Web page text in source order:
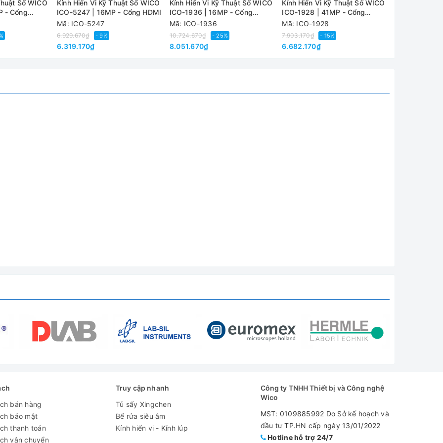
lần
1920x1080 pixel, đầu ra HDMI 60FPS @ 1080 x 720, 30FPS @ 1920 *
- 180 lần trên màn hình)
Số WICO
- Cổng
Kính Hiển Vi Kỹ Thuật Số WICO
ICO-5247 | 16MP - Cổng HDMI
Mã: ICO-5247
6.929.670₫ - 9%
6.319.170₫
Kính Hiển Vi Kỹ Thuật Số WICO
ICO-1936 | 16MP - Cổng
HDMI/USB
Mã: ICO-1936
10.724.670₫ - 25%
8.051.670₫
Kính Hiển Vi Kỹ Thuật Số WICO
ICO-1928 | 41MP - Cổng
HDMI/USB
Mã: ICO-1928
7.903.170₫ - 15%
6.682.170₫
bán hàng
bảo mật
thanh toán
vận chuyển
Truy cập nhanh
Tủ sấy Xingchen
Bể rửa siêu âm
Kính hiển vi - Kính lúp
Công ty TNHH Thiết bị và Công nghệ
Wico
MST: 0109885992 Do Sở kế hoạch và
đầu tư TP.HN cấp ngày 13/01/2022
Hotline hỗ trợ 24/7